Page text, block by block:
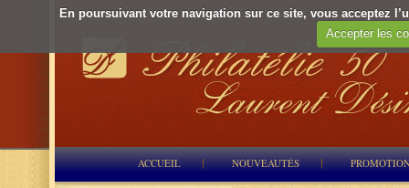
En poursuivant votre navigation sur ce site, vous acceptez
Accepter les
ACCUEIL NOUVEAUTÉS